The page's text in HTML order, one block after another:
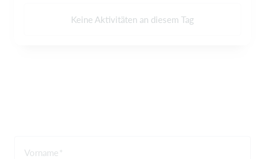
Keine Aktivitäten an diesem Tag
Vorname